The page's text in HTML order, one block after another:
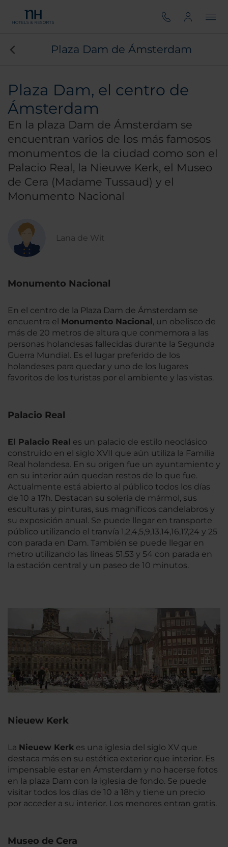
Plaza Dam de Ámsterdam
Plaza Dam, el centro de
Ámsterdam
En la plaza Dam de Ámsterdam se
encuentran varios de los más famosos
monumentos de la ciudad como son el
Palacio Real, la Nieuwe Kerk, el Museo
de Cera (Madame Tussaud) y el
Monumento Nacional
Lana de Wit
Monumento Nacional
En el centro de la Plaza Dam de Ámsterdam se
encuentra el Monumento Nacional, un obelisco de
más de 20 metros de altura que conmemora a las
personas holandesas fallecidas durante la Segunda
Guerra Mundial. Es el lugar preferido de los
holandeses para quedar y uno de los lugares
favoritos de los turistas por el ambiente y las vistas.
Palacio Real
El Palacio Real es un palacio de estilo neoclásico
construido en el siglo XVII que aún utiliza la Familia
Real holandesa. En su origen fue un ayuntamiento y
en su interior aún quedan restos de lo que fue.
Actualmente está abierto al público todos los días
de 10 a 17h. Destacan su solería de mármol, sus
esculturas y pinturas, sus magníficos candelabros y
su exposición anual. Se puede llegar en transporte
público utilizando el tranvía 1,2,4,5,9,13,14,16,17,24 y 25
con parada en Dam. También se puede llegar en
metro utilizando las líneas 51,53 y 54 con parada en
la estación central y un paseo de 10 minutos.
Nieuew Kerk
La Nieuew Kerk es una iglesia del siglo XV que
destaca más en su estética exterior que interior. Es
impensable estar en Ámsterdam y no hacerse fotos
en la plaza Dam con la iglesia de fondo. Se puede
visitar todos los días de 10 a 18h y tiene un precio
por acceder a su interior. Los menores entran gratis.
Museo de Cera